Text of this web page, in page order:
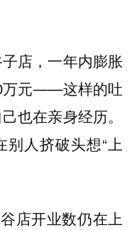
店，一年内膨胀
万元——这样的吐
也在亲身经历。
人挤破头想“上
店开业数仍在上